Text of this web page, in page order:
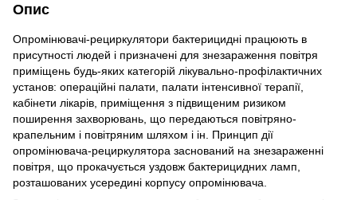
Опис
Опромінювачі-рециркулятори бактерицидні працюють в
присутності людей і призначені для знезараження повітря
приміщень будь-яких категорій лікувально-профілактичних
установ: операційні палати, палати інтенсивної терапії,
кабінети лікарів, приміщення з підвищеним ризиком
поширення захворювань, що передаються повітряно-
крапельним і повітряним шляхом і ін. Принцип дії
опромінювача-рециркулятора заснований на знезараженні
повітря, що прокачується уздовж бактерицидних ламп,
розташованих усередині корпусу опромінювача.